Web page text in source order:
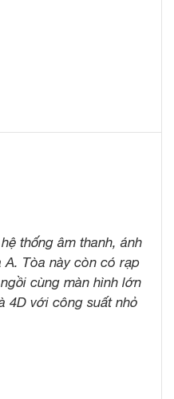
thống âm thanh, ánh
A. Tòa này còn có rạp
cùng màn hình lớn
4D với công suất nhỏ